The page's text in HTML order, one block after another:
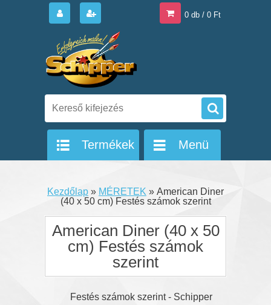
0 db / 0 Ft
Termékek Menü
Kezdőlap » MÉRETEK » American Diner
(40 x 50 cm) Festés számok szerint
American Diner (40 x 50
cm) Festés számok
szerint
Festés számok szerint - Schipper